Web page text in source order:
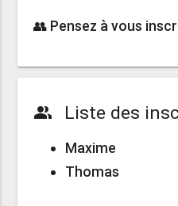
👥 Pensez à vous
people_alt Liste des
Maxime
Thomas